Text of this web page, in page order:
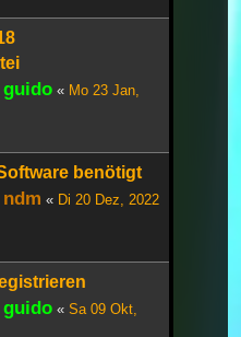
guido « Mo 23 Jan,
benötigt
ndm « Di 20 Dez, 2022
guido « Sa 09 Okt,